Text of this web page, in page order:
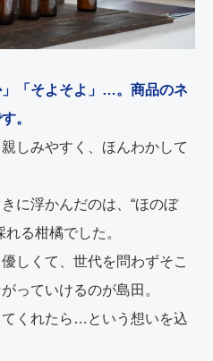
「そよそよ」…。商品のネ
。
しみやすく、ほんわかして
に浮かんだのは、“ほのぼ
る柑橘でした。
しくて、世代を問わずそこ
っていけるのが島田。
くれたら…という想いを込